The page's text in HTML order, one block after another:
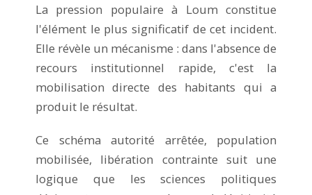
La pression populaire à Loum constitue
l'élément le plus significatif de cet incident.
Elle révèle un mécanisme : dans l'absence de
recours institutionnel rapide, c'est la
mobilisation directe des habitants qui a
produit le résultat.
Ce schéma autorité arrêtée, population
mobilisée, libération contrainte suit une
logique que les sciences politiques